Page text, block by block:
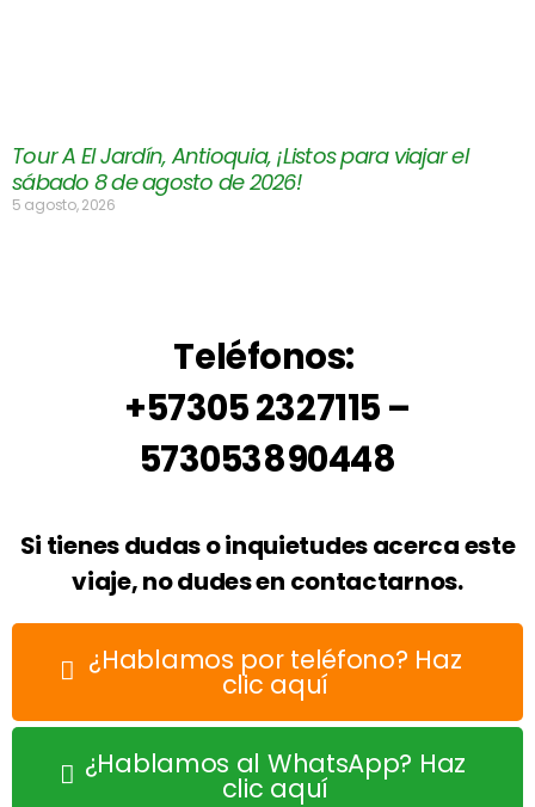
Tour A El Jardín, Antioquia, ¡Listos para viajar el
sábado 8 de agosto de 2026!
5 agosto, 2026
Teléfonos:
+57305 2327115 –
573053890448
Si tienes dudas o inquietudes acerca este
viaje, no dudes en contactarnos.
¿Hablamos por teléfono? Haz
clic aquí
¿Hablamos al WhatsApp? Haz
clic aquí